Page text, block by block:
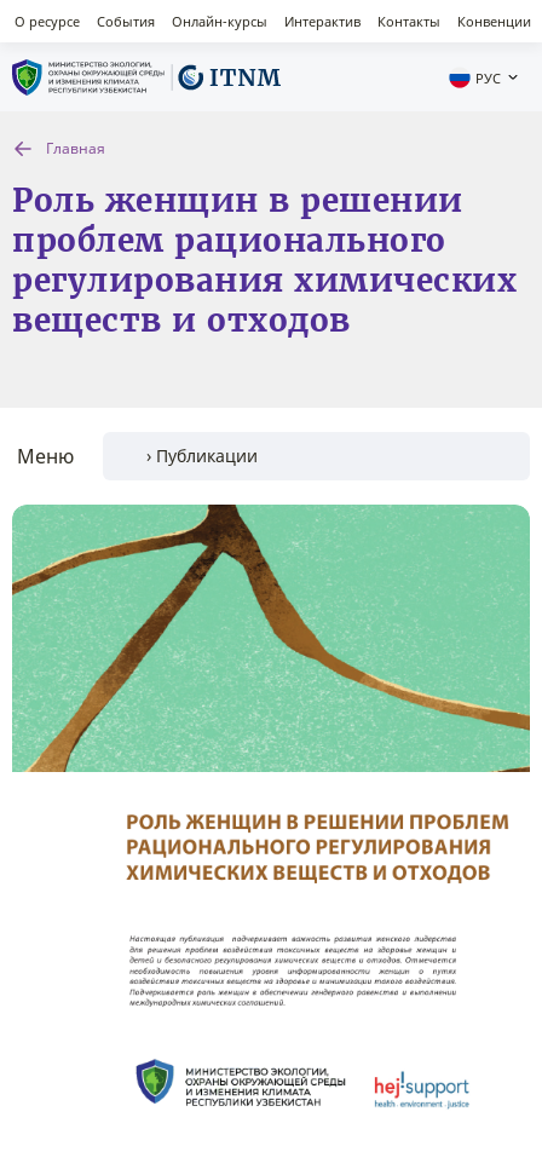
О ресурсе События Онлайн-курсы Интерактив Контакты Конвенции
РУС
Главная
Роль женщин в решении
проблем рационального
регулирования химических
веществ и отходов
Меню